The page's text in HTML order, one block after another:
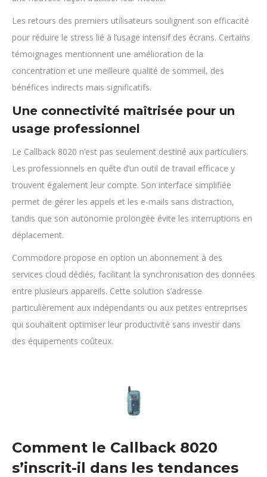
Les retours des premiers utilisateurs soulignent son efficacité
pour réduire le stress lié à l’usage intensif des écrans. Certains
témoignages mentionnent une amélioration de la
concentration et une meilleure qualité de sommeil, des
bénéfices indirects mais significatifs.
Une connectivité maîtrisée pour un
usage professionnel
Le Callback 8020 n’est pas seulement destiné aux particuliers.
Les professionnels en quête d’un outil de travail efficace y
trouvent également leur compte. Son interface simplifiée
permet de gérer les appels et les e-mails sans distraction,
tandis que son autonomie prolongée évite les interruptions en
déplacement.
Commodore propose en option un abonnement à des
services cloud dédiés, facilitant la synchronisation des données
entre plusieurs appareils. Cette solution s’adresse
particulièrement aux indépendants ou aux petites entreprises
qui souhaitent optimiser leur productivité sans investir dans
des équipements coûteux.
Comment le Callback 8020
s’inscrit-il dans les tendances